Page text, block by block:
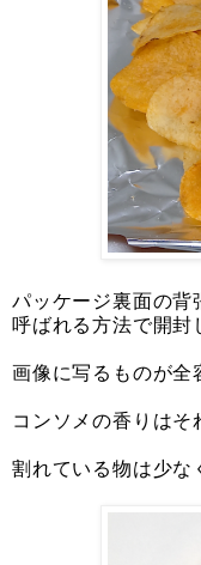
パッケージ裏面の背
呼ばれる方法で開封
画像に写るものが全
コンソメの香りはそ
割れている物は少な